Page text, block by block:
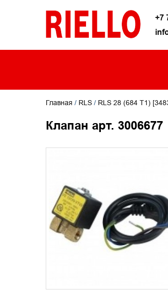
+7
Главная / RLS / RLS 28 (684 T1)
Клапан арт. 3006677